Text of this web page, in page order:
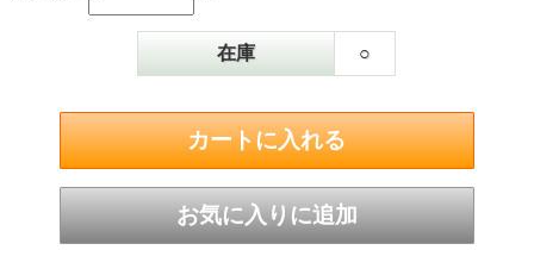
存は1ヶ月が目安となっております。
白/辛口 シャルドネ100% 3000ml
在庫 ○